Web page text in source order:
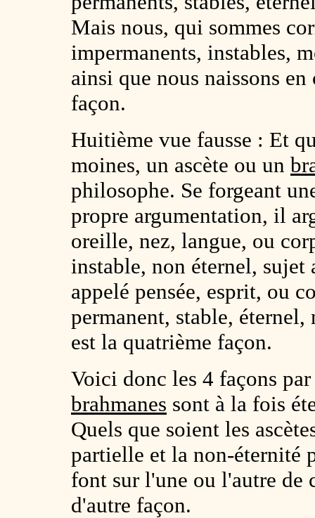
Mais nous, qui sommes
impermanents, instables,
ainsi que nous naissons
façon.
Huitième vue fausse : Et
moines, un ascète ou un
philosophe. Se forgeant
propre argumentation, il
oreille, nez, langue, ou
instable, non éternel, sujet
appelé pensée, esprit, ou
permanent, stable,
est la quatrième façon.
Voici donc les 4 façons par
brahmanes sont à la fois
Quels que soient les
partielle et la non-éternité
font sur l'une ou l'autre de
d'autre façon.